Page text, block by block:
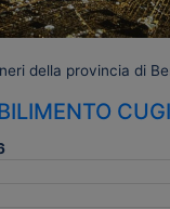
della provincia di